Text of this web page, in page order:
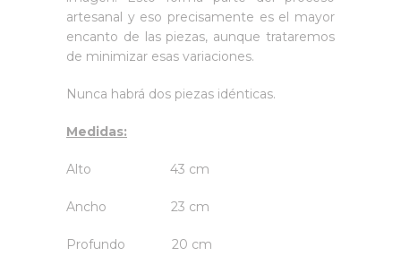
artesanal y eso precisamente es el mayor
encanto de las piezas, aunque trataremos
de minimizar esas variaciones.
Nunca habrá dos piezas idénticas.
Medidas:
Alto 43 cm
Ancho 23 cm
Profundo 20 cm